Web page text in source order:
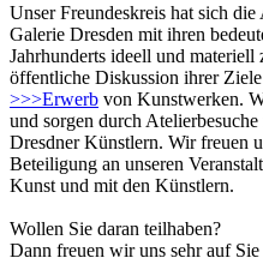
Unser Freundeskreis hat sich
Galerie Dresden mit ihren
Jahrhunderts ideell und
öffentliche Diskussion ihrer
>>>Erwerb von Kunstwerken.
und sorgen durch
Dresdner Künstlern. Wir freuen
Beteiligung an unseren
Kunst und mit den Künstlern.
Wollen Sie daran teilhaben?
Dann freuen wir uns sehr auf